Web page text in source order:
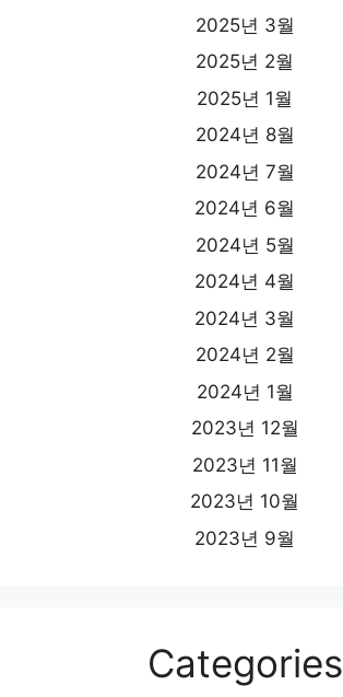
2025년 3월
2025년 2월
2025년 1월
2024년 8월
2024년 7월
2024년 6월
2024년 5월
2024년 4월
2024년 3월
2024년 2월
2024년 1월
2023년 12월
2023년 11월
2023년 10월
2023년 9월
Categories